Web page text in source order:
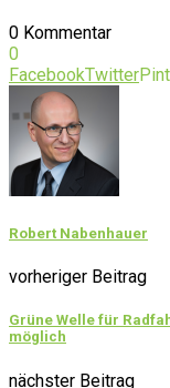
0 Kommentar
0
FacebookTwitter
Robert Nabenhauer
vorheriger Beitrag
Grüne Welle für
möglich
nächster Beitrag